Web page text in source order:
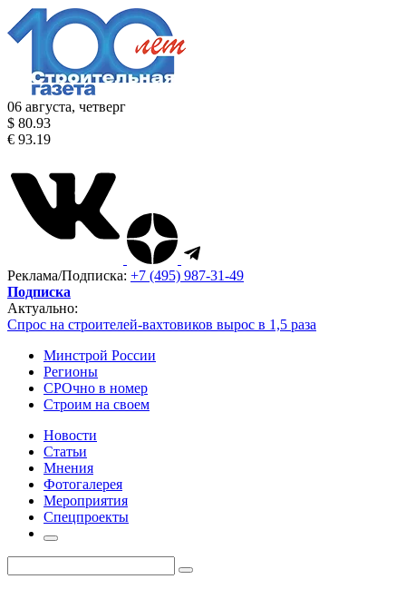
06 августа, четверг
$ 80.93
€ 93.19
Реклама/Подписка: +7 (495) 987-31-49
Подписка
Актуально:
Спрос на строителей-вахтовиков вырос в 1,5 раза
Минстрой России
Регионы
СРОчно в номер
Строим на своем
Новости
Статьи
Мнения
Фотогалерея
Мероприятия
Спецпроекты